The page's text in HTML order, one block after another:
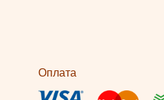
Оплата